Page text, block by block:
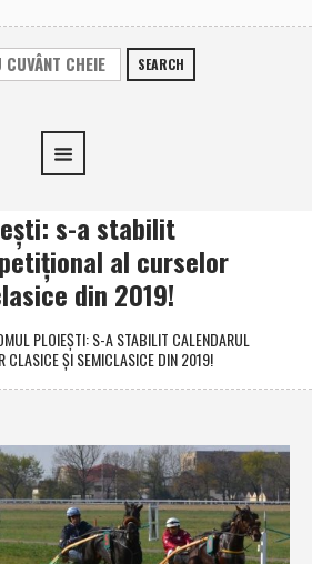
SEARCH
s-a stabilit
al curselor
din 2019!
PLOIEŞTI: S-A STABILIT CALENDARUL
CLASICE ŞI SEMICLASICE DIN 2019!